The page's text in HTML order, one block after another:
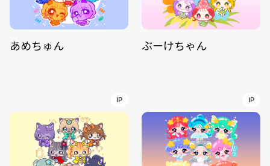
あめちゅん ぶーけちゃん
IP IP